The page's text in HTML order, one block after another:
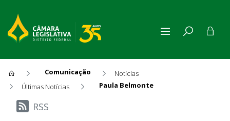
Comunicação
Notícias
Últimas Notícias
Paula Belmonte
Últimas Notícias
RSS